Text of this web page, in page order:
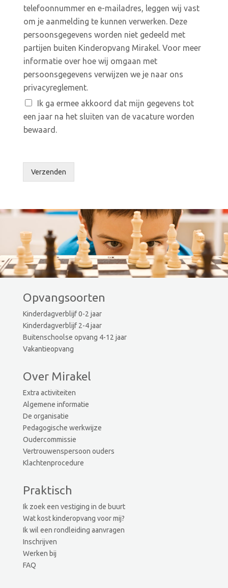
telefoonnummer en e-mailadres, leggen wij vast
om je aanmelding te kunnen verwerken. Deze
persoonsgegevens worden niet gedeeld met
partijen buiten Kinderopvang Mirakel. Voor meer
informatie over hoe wij omgaan met
persoonsgegevens verwijzen we je naar ons
privacyreglement.
Ik ga ermee akkoord dat mijn gegevens tot
een jaar na het sluiten van de vacature worden
bewaard.
Verzenden
Opvangsoorten
Kinderdagverblijf 0-2 jaar
Kinderdagverblijf 2-4 jaar
Buitenschoolse opvang 4-12 jaar
Vakantieopvang
Over Mirakel
Extra activiteiten
Algemene informatie
De organisatie
Pedagogische werkwijze
Oudercommissie
Vertrouwenspersoon ouders
Klachtenprocedure
Praktisch
Ik zoek een vestiging in de buurt
Wat kost kinderopvang voor mij?
Ik wil een rondleiding aanvragen
Inschrijven
Werken bij
FAQ